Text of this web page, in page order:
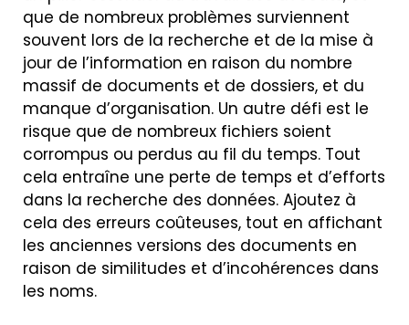
que de nombreux problèmes surviennent
souvent lors de la recherche et de la mise à
jour de l’information en raison du nombre
massif de documents et de dossiers, et du
manque d’organisation. Un autre défi est le
risque que de nombreux fichiers soient
corrompus ou perdus au fil du temps. Tout
cela entraîne une perte de temps et d’efforts
dans la recherche des données. Ajoutez à
cela des erreurs coûteuses, tout en affichant
les anciennes versions des documents en
raison de similitudes et d’incohérences dans
les noms.